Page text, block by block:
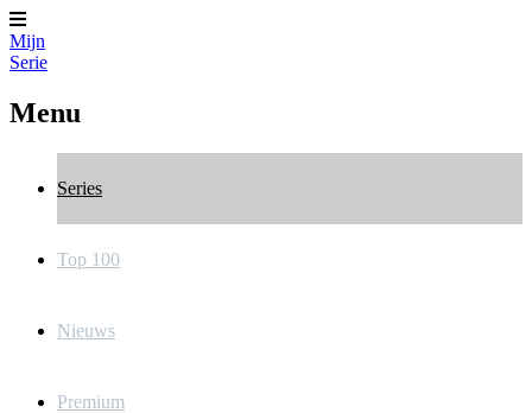
Mijn
Serie
Menu
Series
Top 100
Nieuws
Premium